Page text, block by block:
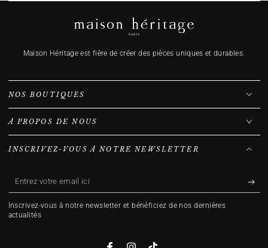
Maison Héritage est fière de créer des pièces uniques et durables.
NOS BOUTIQUES
À PROPOS DE NOUS
INSCRIVEZ-VOUS À NOTRE NEWSLETTER
Entrez
votre
email
Inscrivez-vous à notre newsletter et bénéficiez de nos dernières
actualités